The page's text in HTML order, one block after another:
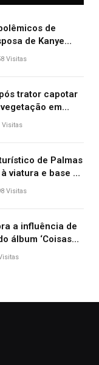
de
de Kanye
no Grammy
Visitas
trator capotar
em
Visitas
de Palmas
viatura e base de
Visitas
a influência de
álbum ‘Coisas